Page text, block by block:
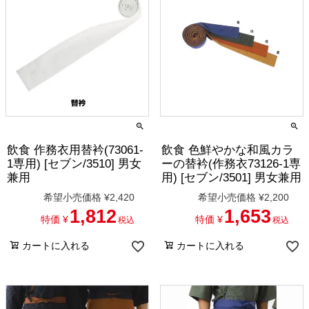
飲食 作務衣用替衿(73061-
1専用) [セブン/3510] 男女
兼用
希望小売価格 ¥2,420
特価 ¥ 1,812 税込
カートに入れる
飲食 色鮮やかな和風カラ
ーの替衿(作務衣73126-1専
用) [セブン/3501] 男女兼用
希望小売価格 ¥2,200
特価 ¥ 1,653 税込
カートに入れる